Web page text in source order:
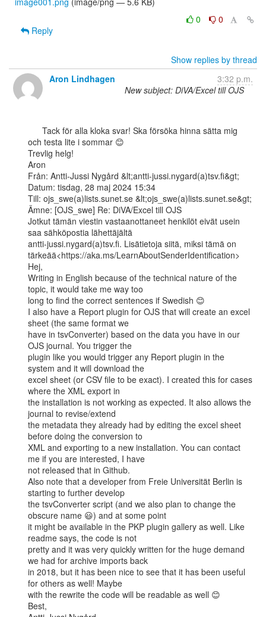
0
0
Reply
Show replies by thread
Aron Lindhagen
3:32 p.m.
New subject: DiVA/Excel till OJS
och testa lite i sommar 😊
Trevlig helg!
Aron
Från: Antti-Jussi Nygård &lt;antti-jussi.nygard(a)tsv.fi&gt;
Datum: tisdag, 28 maj 2024 15:34
Till: ojs_swe(a)lists.sunet.se &lt;ojs_swe(a)lists.sunet.se&gt;
Ämne: [OJS_swe] Re: DiVA/Excel till OJS
Jotkut tämän viestin vastaanottaneet henkilöt eivät usein
saa sähköpostia lähettäjältä
antti-jussi.nygard(a)tsv.fi. Lisätietoja siitä, miksi tämä on
tärkeää<https://aka.ms/LearnAboutSenderIdentification>
Hej,
Writing in English because of the technical nature of the
topic, it would take me way too
long to find the correct sentences if Swedish 😊
I also have a Report plugin for OJS that will create an excel
sheet (the same format we
have in tsvConverter) based on the data you have in our
OJS journal. You trigger the
plugin like you would trigger any Report plugin in the
system and it will download the
excel sheet (or CSV file to be exact). I created this for cases
where the XML export in
the installation is not working as expected. It also allows the
journal to revise/extend
the metadata they already had by editing the excel sheet
before doing the conversion to
XML and exporting to a new installation. You can contact
me if you are interested, I have
not released that in Github.
Also note that a developer from Freie Universität Berlin is
starting to further develop
the tsvConverter script (and we also plan to change the
obscure name 😃) and at some point
it might be available in the PKP plugin gallery as well. Like
readme says, the code is not
pretty and it was very quickly written for the huge demand
we had for archive imports back
in 2018, but it has been nice to see that it has been useful
for others as well! Maybe
with the rewrite the code will be readable as well 😊
Best,